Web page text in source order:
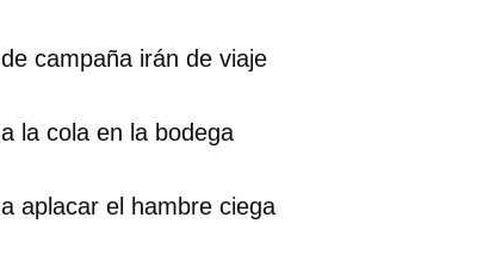
de campaña irán de viaje
a la cola en la bodega
a aplacar el hambre ciega